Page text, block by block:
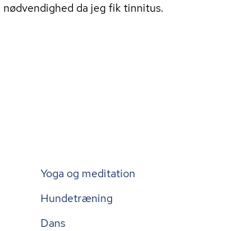
da jeg fik tinnitus.
Yoga og meditation
Hundetræning
Dans